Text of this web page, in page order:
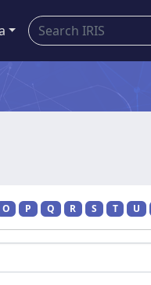
O P Q R S T U